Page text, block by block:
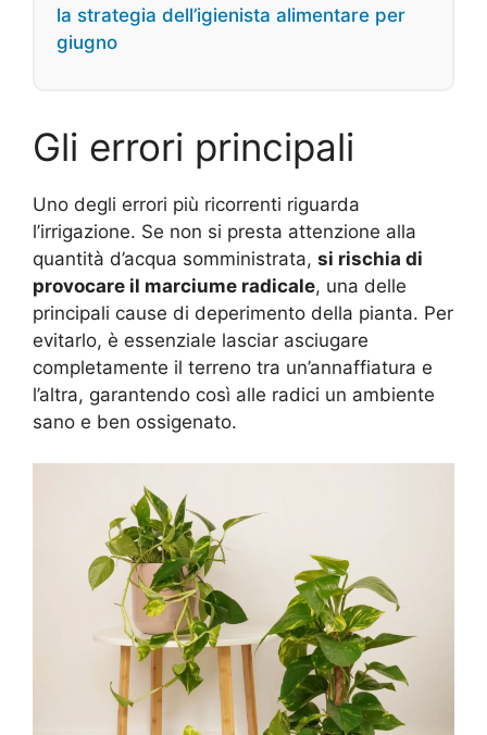
la strategia dell’igienista alimentare per
giugno
Gli errori principali
Uno degli errori più ricorrenti riguarda
l’irrigazione. Se non si presta attenzione alla
quantità d’acqua somministrata, si rischia di
provocare il marciume radicale, una delle
principali cause di deperimento della pianta. Per
evitarlo, è essenziale lasciar asciugare
completamente il terreno tra un’annaffiatura e
l’altra, garantendo così alle radici un ambiente
sano e ben ossigenato.